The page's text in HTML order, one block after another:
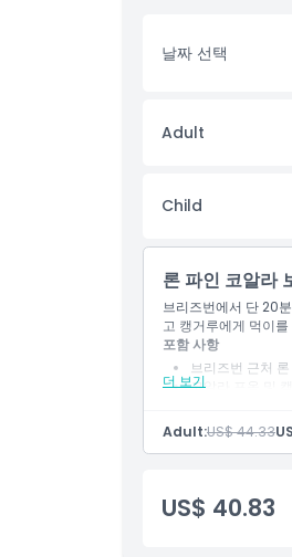
하이라이트
포함 사항
운영 시간
알아야 할 사항
위치
취소 정책
날짜 선택
Adult
Child
론 파인 코알라
브리즈번에서 단 20
고 캥거루에게 먹이
더 보기
포함 사항
브리즈번 근처
코알라 포옹 및
Adult:US$ 44.33
US$ 40.83